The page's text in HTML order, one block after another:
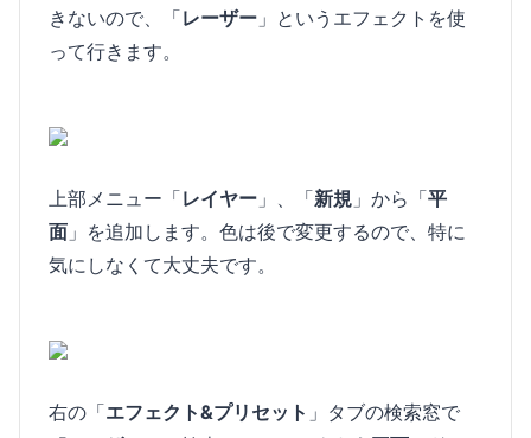
きないので、「レーザー 」というエフェクトを使
って行きます。
上部メニュー「レイヤー 」、「新規 」から「平
面 」を追加します。色は後で変更するので、特に
気にしなくて大丈夫です。
右の「エフェクト&プリセット 」タブの検索窓で